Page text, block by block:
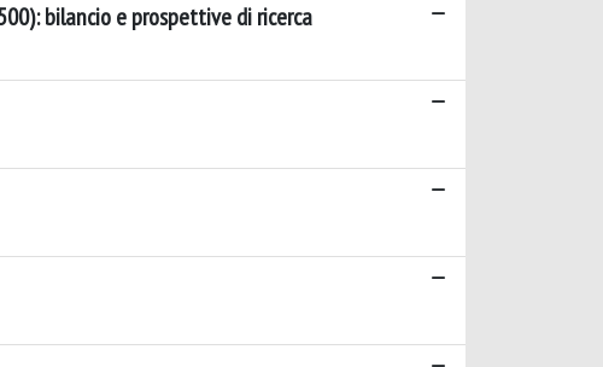
bilancio e prospettive di ricerca